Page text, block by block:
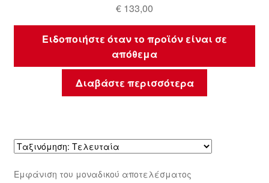
€ 133,00
Ειδοποιήστε όταν το προϊόν είναι σε
απόθεμα
Διαβάστε περισσότερα
Εμφάνιση του μοναδικού αποτελέσματος